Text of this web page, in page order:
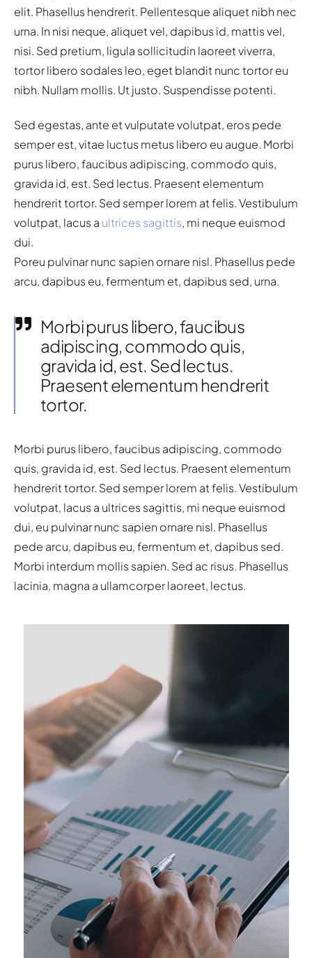
elit. Phasellus hendrerit. Pellentesque aliquet nibh nec
urna. In nisi neque, aliquet vel, dapibus id, mattis vel,
nisi. Sed pretium, ligula sollicitudin laoreet viverra,
tortor libero sodales leo, eget blandit nunc tortor eu
nibh. Nullam mollis. Ut justo. Suspendisse potenti.
Sed egestas, ante et vulputate volutpat, eros pede
semper est, vitae luctus metus libero eu augue. Morbi
purus libero, faucibus adipiscing, commodo quis,
gravida id, est. Sed lectus. Praesent elementum
hendrerit tortor. Sed semper lorem at felis. Vestibulum
volutpat, lacus a ultrices sagittis, mi neque euismod
dui.
Poreu pulvinar nunc sapien ornare nisl. Phasellus pede
arcu, dapibus eu, fermentum et, dapibus sed, urna.
Morbi purus libero, faucibus
adipiscing, commodo quis,
gravida id, est. Sed lectus.
Praesent elementum hendrerit
tortor.
Morbi purus libero, faucibus adipiscing, commodo
quis, gravida id, est. Sed lectus. Praesent elementum
hendrerit tortor. Sed semper lorem at felis. Vestibulum
volutpat, lacus a ultrices sagittis, mi neque euismod
dui, eu pulvinar nunc sapien ornare nisl. Phasellus
pede arcu, dapibus eu, fermentum et, dapibus sed.
Morbi interdum mollis sapien. Sed ac risus. Phasellus
lacinia, magna a ullamcorper laoreet, lectus.